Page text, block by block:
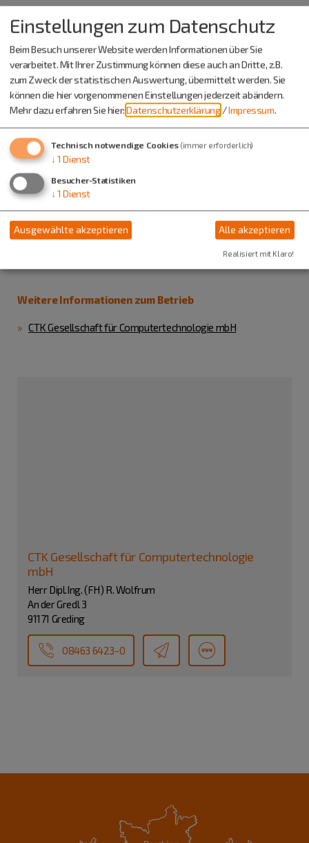
Bewerbungsmodalitäten
E-Mail-Bewerbung
Offene Stellen
Weitere Informationen zur Ausbildung
Ausbildungsort: Greding
Berufsschulstandort: Roth (BSZ Staatliches Berufliches
Schulzentrum)
Weitere Informationen zum Betrieb
CTK Gesellschaft für Computertechnologie mbH
CTK Gesellschaft für Computertechnologie
mbH
Herr Dipl.Ing. (FH) R. Wolfrum
An der Gredl 3
91171 Greding
08463 6423-0
Einstellungen zum Datenschutz
Beim Besuch unserer Website werden Informationen über Sie
verarbeitet. Mit Ihrer Zustimmung können diese auch an Dritte, z.B.
zum Zweck der statistischen Auswertung, übermittelt werden. Sie
können die hier vorgenommenen Einstellungen jederzeit abändern.
Mehr dazu erfahren Sie hier:Datenschutzerklärung /Impressum.
Technisch notwendige Cookies (immer erforderlich)
↓ 1 Dienst
Besucher-Statistiken
↓ 1 Dienst
Ausgewählte akzeptieren Alle akzeptieren
Realisiert mit Klaro!